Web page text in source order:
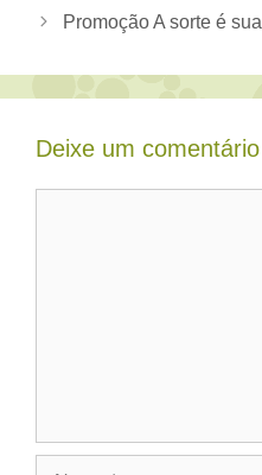
Promoção A sorte é sua
Deixe um comentário